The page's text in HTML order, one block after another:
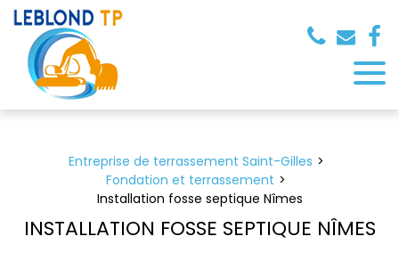
Entreprise de terrassement Saint-Gilles
Fondation et terrassement
Installation fosse septique Nîmes
INSTALLATION FOSSE SEPTIQUE NÎMES
Panneau de gestion des cookies